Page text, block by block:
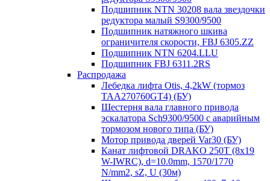
Подшипник NTN 30208 вала звездочки
редуктора малый S9300/9500
Подшипник натяжного шкива
ограничителя скорости, FBJ 6305.ZZ
Подшипник NTN 6204.LLU
Подшипник FBJ 6311.2RS
Распродажа
Лебедка лифта Otis, 4,2kW (тормоз
TAA270760GT4) (БУ)
Шестерня вала главного привода
эскалатора Sch9300/9500 с аварийным
тормозом нового типа (БУ)
Мотор привода дверей Var30 (БУ)
Канат лифтовой DRAKO 250T (8x19
W-IWRC), d=10.0mm, 1570/1770
N/mm2, sZ, U (30м)